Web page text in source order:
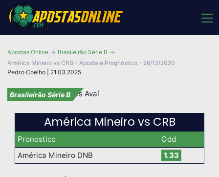
Pedro Coelho | 21.03.2025
Apostas Online
Brasileirão Série B
América Mineiro vs CRB – Aposta e Prognóstico – 26/12/2020
Brasileirão Série B
América Mineiro vs CRB
Pronostico
Odd
América Mineiro DNB
1.33